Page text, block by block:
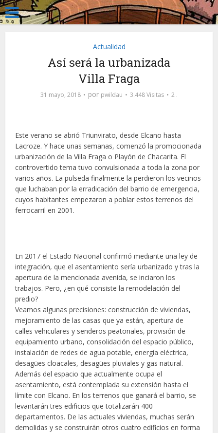
Actualidad
Así será la urbanizada
Villa Fraga
31 mayo, 2018 por pwildau 3.448 Visitas 2 .
Este verano se abrió Triunvirato, desde Elcano hasta
Lacroze. Y hace unas semanas, comenzó la promocionada
urbanización de la Villa Fraga o Playón de Chacarita. El
controvertido tema tuvo convulsionada a toda la zona por
varios años. La pulseda finalmente la perdieron los vecinos
que luchaban por la erradicación del barrio de emergencia,
cuyos habitantes empezaron a poblar estos terrenos del
ferrocarril en 2001.
En 2017 el Estado Nacional confirmó mediante una ley de
integración, que el asentamiento sería urbanizado y tras la
apertura de la mencionada avenida, se inciaron los
trabajos. Pero, ¿en qué consiste la remodelación del
predio?
Veamos algunas precisiones: construcción de viviendas,
mejoramiento de las casas que ya están, apertura de
calles vehiculares y senderos peatonales, provisión de
equipamiento urbano, consolidación del espacio público,
instalación de redes de agua potable, energía eléctrica,
desagües cloacales, desagües pluviales y gas natural.
Además del espacio que actualmente ocupa el
asentamiento, está contemplada su extensión hasta el
límite con Elcano. En los terrenos que ganará el barrio, se
levantarán tres edificios que totalizarán 400
departamentos. De las actuales viviendas, muchas serán
demolidas y se construirán otros cuatro edificios en forma